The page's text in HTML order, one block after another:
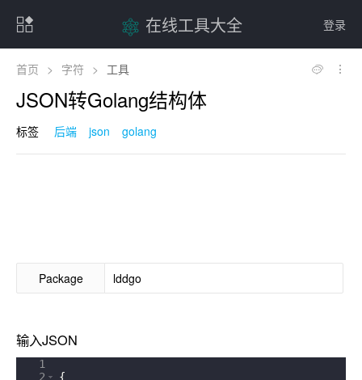
登录
在线工具大全
首页 > 字符 > 工具
JSON转Golang结构体
标签 后端 json golang
Package
输入JSON
1
2
{